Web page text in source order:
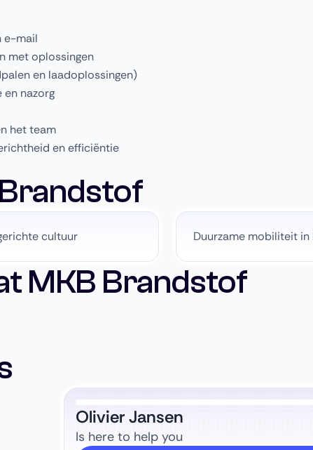
e-mail
met oplossingen
en laadoplossingen)
en nazorg
het team
en efficiëntie
cultuur Duurzame mobiliteit in
MKB Brandstof
Olivier Jansen
Is here to help you